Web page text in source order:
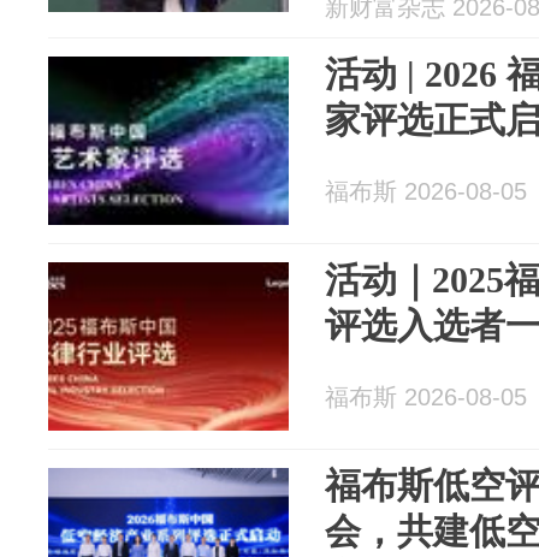
新财富杂志 2026-
活动 | 2026
家评选正式
福布斯 2026-08-05
活动｜2025
评选入选者
福布斯 2026-08-05
福布斯低空
会，共建低